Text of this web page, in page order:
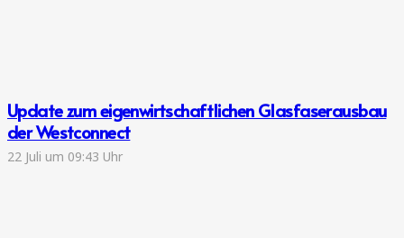
Update zum eigenwirtschaftlichen Glasfaserausbau
der Westconnect
22 Juli um 09:43 Uhr